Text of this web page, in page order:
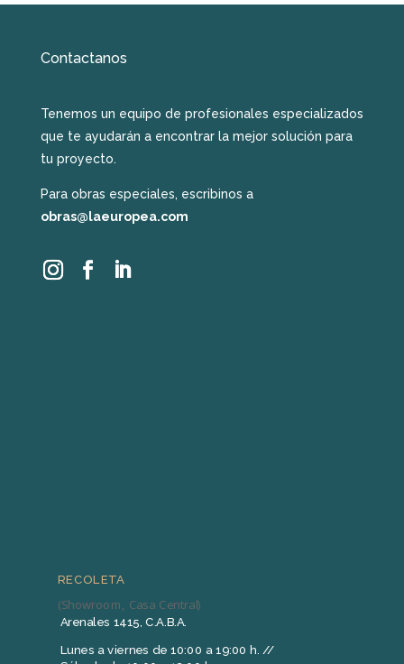
Contactanos
Tenemos un equipo de profesionales especializados
que te ayudarán a encontrar la mejor solución para
tu proyecto.
Para obras especiales, escribinos a
obras@laeuropea.com
RECOLETA
(Showroom, Casa Central)
Arenales 1415, C.A.B.A.
Lunes a viernes de 10:00 a 19:00 h. //